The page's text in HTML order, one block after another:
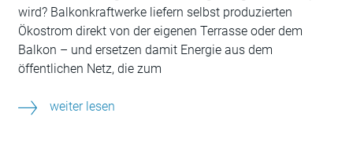
wird? Balkonkraftwerke liefern selbst produzierten
Ökostrom direkt von der eigenen Terrasse oder dem
Balkon – und ersetzen damit Energie aus dem
öffentlichen Netz, die zum
weiter lesen